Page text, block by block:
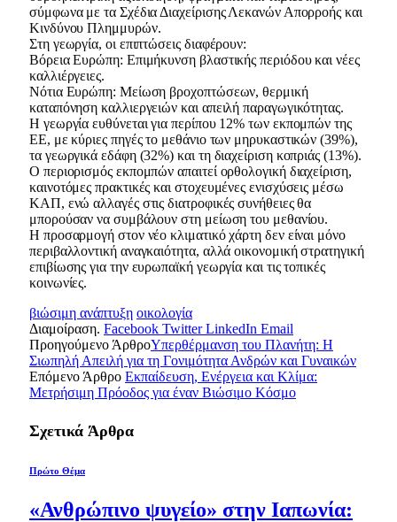
σύμφωνα με τα Σχέδια Διαχείρισης Λεκανών Απορροής και
Κινδύνου Πλημμυρών.
Στη γεωργία, οι επιπτώσεις διαφέρουν:
Βόρεια Ευρώπη: Επιμήκυνση βλαστικής περιόδου και νέες
καλλιέργειες.
Νότια Ευρώπη: Μείωση βροχοπτώσεων, θερμική
καταπόνηση καλλιεργειών και απειλή παραγωγικότητας.
Η γεωργία ευθύνεται για περίπου 12% των εκπομπών της
ΕΕ, με κύριες πηγές το μεθάνιο των μηρυκαστικών (39%),
τα γεωργικά εδάφη (32%) και τη διαχείριση κοπριάς (13%).
Ο περιορισμός εκπομπών απαιτεί ορθολογική διαχείριση,
καινοτόμες πρακτικές και στοχευμένες ενισχύσεις μέσω
ΚΑΠ, ενώ αλλαγές στις διατροφικές συνήθειες θα
μπορούσαν να συμβάλουν στη μείωση του μεθανίου.
Η προσαρμογή στον νέο κλιματικό χάρτη δεν είναι μόνο
περιβαλλοντική αναγκαιότητα, αλλά οικονομική στρατηγική
επιβίωσης για την ευρωπαϊκή γεωργία και τις τοπικές
κοινωνίες.
βιώσιμη ανάπτυξη οικολογία
Διαμοίραση. Facebook Twitter LinkedIn Email
Προηγούμενο ΆρθροΥπερθέρμανση του Πλανήτη: Η
Σιωπηλή Απειλή για τη Γονιμότητα Ανδρών και Γυναικών
Επόμενο Άρθρο Εκπαίδευση, Ενέργεια και Κλίμα:
Μετρήσιμη Πρόοδος για έναν Βιώσιμο Κόσμο
Σχετικά Άρθρα
Πρώτο Θέμα
«Ανθρώπινο ψυγείο» στην Ιαπωνία: